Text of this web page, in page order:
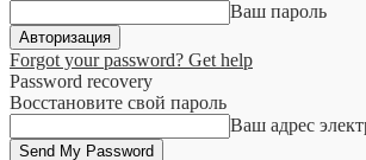
Ваш пароль
Forgot your password? Get help
Password recovery
Восстановите свой пароль
Ваш адрес